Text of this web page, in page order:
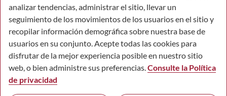
analizar tendencias, administrar el sitio, llevar un
seguimiento de los movimientos de los usuarios en el sitio y
recopilar información demográfica sobre nuestra base de
usuarios en su conjunto. Acepte todas las cookies para
disfrutar de la mejor experiencia posible en nuestro sitio
web, o bien administre sus preferencias.Consulte la Política
de privacidad